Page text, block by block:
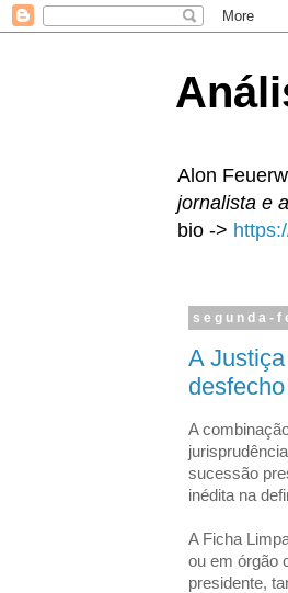
Alon
jornalista e
bio ->
segunda-
A
A
sucessão
inédita na
A Ficha
ou em órgão
presidente,